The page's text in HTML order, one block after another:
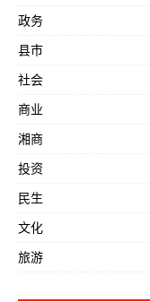
政务
县市
社会
商业
湘商
投资
民生
文化
旅游